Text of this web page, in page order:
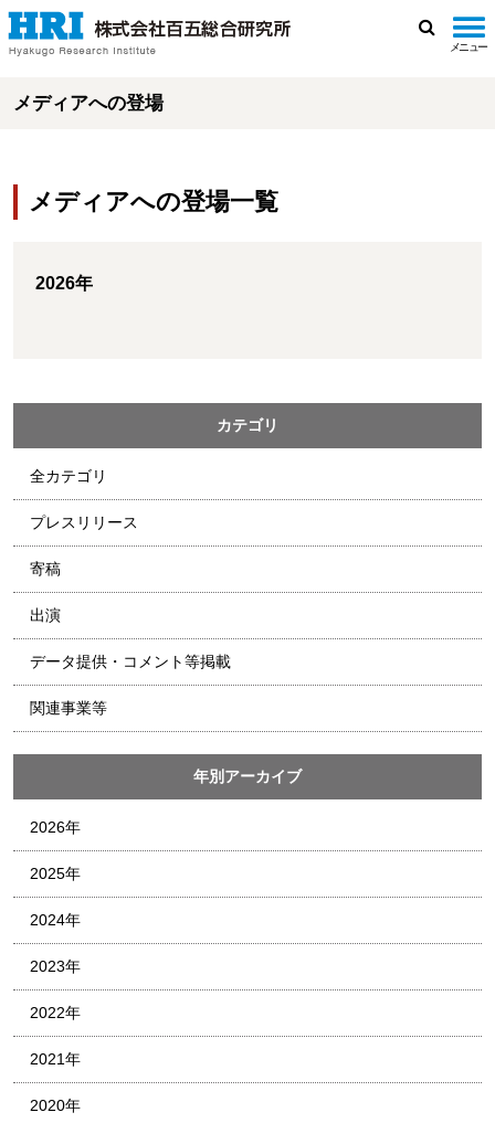
メニュー
メディアへの登場
メディアへの登場一覧
2026年
カテゴリ
全カテゴリ
プレスリリース
寄稿
出演
データ提供・コメント等掲載
関連事業等
年別アーカイブ
2026年
2025年
2024年
2023年
2022年
2021年
2020年